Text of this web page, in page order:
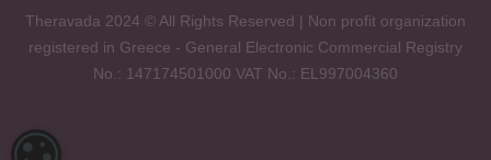
Theravada 2024 © All Rights Reserved | Non profit organization
registered in Greece - General Electronic Commercial Registry
No.: 147174501000 VAT No.: EL997004360
ΡΥΘΜΊΣΕΙΣ COOKIES